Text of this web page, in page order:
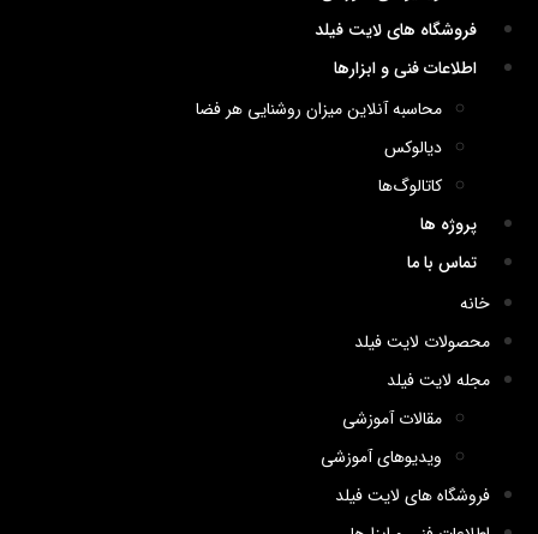
فروشگاه های لایت فیلد
اطلاعات فنی و ابزارها
محاسبه آنلاین میزان روشنایی هر فضا
دیالوکس
کاتالوگ‌ها
پروژه ها
تماس با ما
خانه
محصولات لایت فیلد
مجله لایت فیلد
مقالات آموزشی
ویدیوهای آموزشی
فروشگاه های لایت فیلد